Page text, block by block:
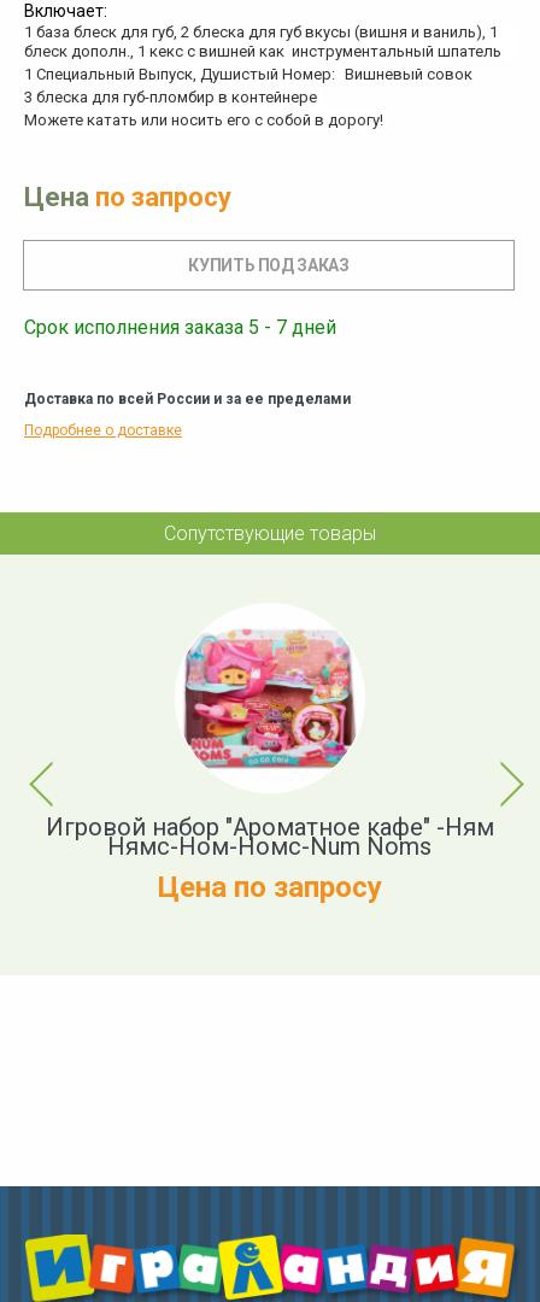
Включает:
1 база блеск для губ, 2 блеска для губ вкусы (вишня и ваниль), 1
блеск дополн., 1 кекс с вишней как инструментальный шпатель
1 Специальный Выпуск, Душистый Номер: Вишневый совок
3 блеска для губ-пломбир в контейнере
Можете катать или носить его с собой в дорогу!
Цена по запросу
Срок исполнения заказа 5 - 7 дней
Доставка по всей России и за ее пределами
Подробнее о доставке
Сопутствующие товары
Previous
Игровой набор "Ароматное кафе" -Ням
Нямс-Ном-Номс-Num Noms
Цена по запросу
Next